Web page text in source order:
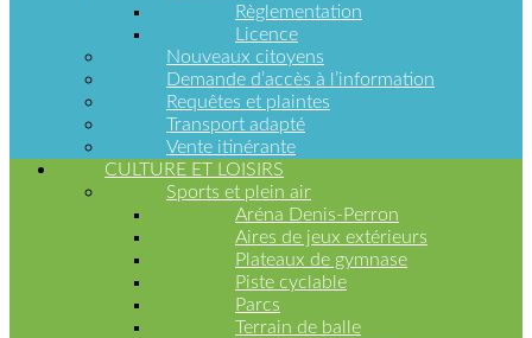
intermunicipale
de gestion des
matières
résiduelles de
l’ouest de la
Minganie
(RIMMR)
Boues de
fosses
Animaux
Règlementation
Licence
Nouveaux citoyens
Demande d’accès à l’information
Requêtes et plaintes
Transport adapté
Vente itinérante
CULTURE ET LOISIRS
Sports et plein air
Aréna Denis-Perron
Aires de jeux extérieurs
Plateaux de gymnase
Piste cyclable
Parcs
Terrain de balle